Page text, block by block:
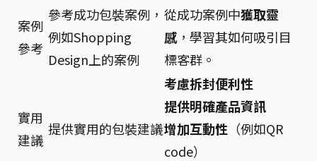
案例
參考
參考成功包裝案例，
例如Shopping
Design上的案例
從成功案例中獲取靈
感，學習其如何吸引目
標客群。
實用
建議
提供實用的包裝建議
考慮拆封便利性
提供明確產品資訊
增加互動性 （例如QR
code）